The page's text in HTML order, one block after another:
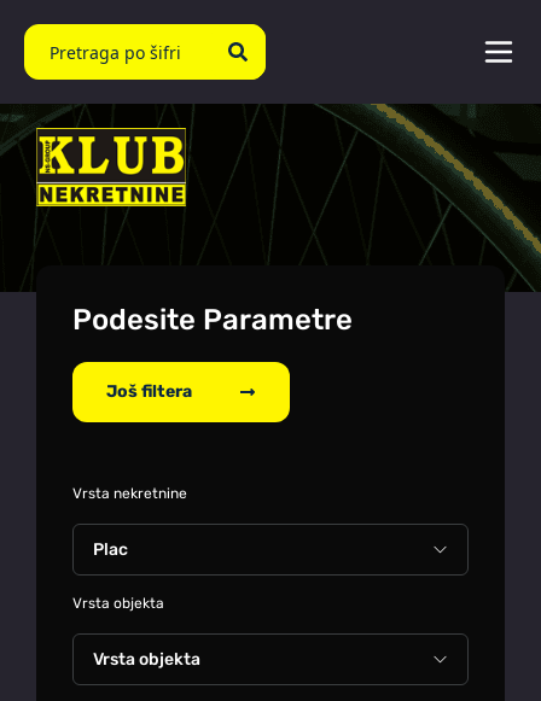
Podesite Parametre
Još filtera
Vrsta nekretnine
Vrsta objekta